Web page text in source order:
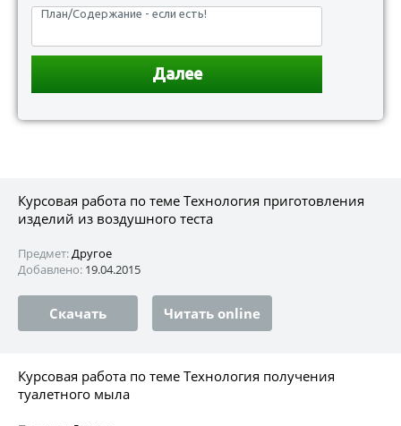
Курсовая работа по теме Технология приготовления
изделий из воздушного теста
Предмет:Другое
Добавлено: 19.04.2015
Скачать Читать online
Курсовая работа по теме Технология получения
туалетного мыла